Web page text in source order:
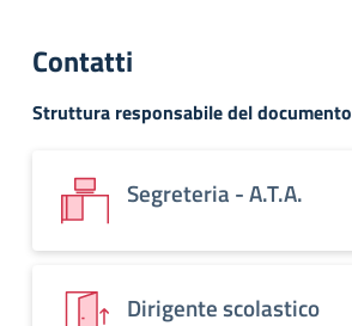
Contatti
Struttura responsabile del documento
Segreteria - A.T.A.
Dirigente scolastico